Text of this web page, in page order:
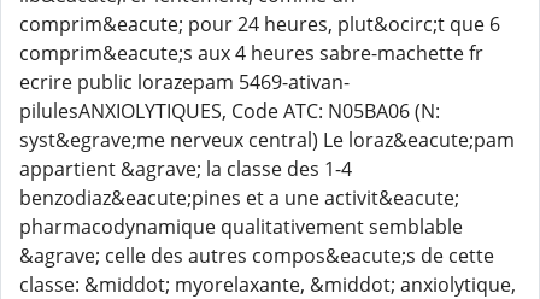
comprim&eacute; pour 24 heures, plut&ocirc;t que 6
comprim&eacute;s aux 4 heures sabre-machette fr
ecrire public lorazepam 5469-ativan-
pilulesANXIOLYTIQUES, Code ATC: N05BA06 (N:
syst&egrave;me nerveux central) Le loraz&eacute;pam
appartient &agrave; la classe des 1-4
benzodiaz&eacute;pines et a une activit&eacute;
pharmacodynamique qualitativement semblable
&agrave; celle des autres compos&eacute;s de cette
classe: &middot; myorelaxante, &middot; anxiolytique,